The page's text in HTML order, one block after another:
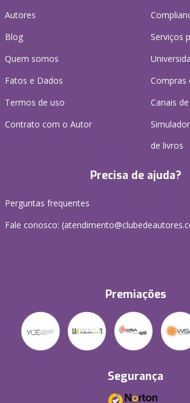
Autores
Blog
Quem somos
Fatos e Dados
Termos de uso
Contrato com o Autor
Serviços
Compras
Canais
de livros
Precisa de ajuda?
Perguntas frequentes
Fale conosco:
Premiações
Segurança